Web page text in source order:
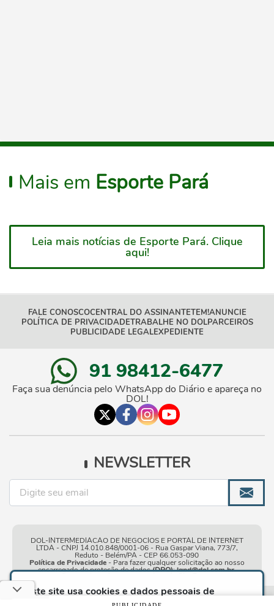
Este site usa cookies e dados pessoais de
acordo com os nossosTermos de Uso e Política
Mais em Esporte Pará
Leia mais notícias de Esporte Pará. Clique
aqui!
FALE CONOSCOCENTRAL DO ASSINANTETEM!ANUNCIE
POLÍTICA DE PRIVACIDADETRABALHE NO DOLPARCEIROS
PUBLICIDADE LEGALEXPEDIENTE
91 98412-6477
Faça sua denúncia pelo WhatsApp do Diário e apareça no
DOL!
NEWSLETTER
DOL-INTERMEDIACAO DE NEGOCIOS E PORTAL DE INTERNET
LTDA - CNPJ 14.010.848/0001-06 - Rua Gaspar Viana, 773/7,
Reduto - Belém/PA - CEP 66.053-090
Política de Privacidade- Para fazer qualquer solicitação ao nosso
encarregado de proteção de dados(DPO):lgpd@dol.com.br.
| © Copyright 2010-2026 DOL - Diário